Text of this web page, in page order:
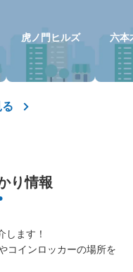
置を見る
コインロッカ
田線の方面に進む通
虎ノ門ヒルズ 六本
り情報
します！
コインロッカーの場所を